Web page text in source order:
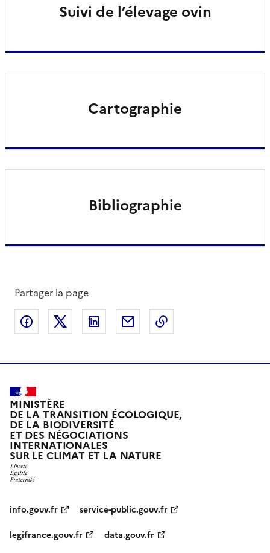
Suivi de l’élevage ovin
Cartographie
Bibliographie
Partager la page
Partager sur Facebook
Partager sur XPartager sur LinkedIn
Partager par email
MINISTÈRE
DE LA TRANSITION ÉCOLOGIQUE,
DE LA BIODIVERSITÉ
ET DES NÉGOCIATIONS
INTERNATIONALES
SUR LE CLIMAT ET LA NATURE
info.gouv.fr
service-public.gouv.fr
legifrance.gouv.fr
data.gouv.fr